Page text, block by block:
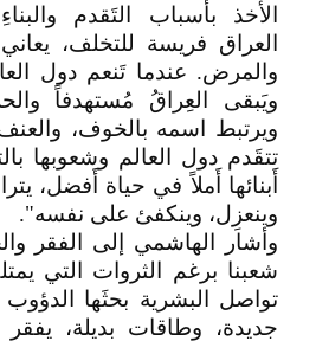
الأخذ بأَسباب التَقدم
العراق فريسة للتخلف،
والمرض. عندما تَنعم دول
ويَبقى العِراقُ مُستهدفاً
ويرتبط اسمه بالخوف،
تتقَدم دول العالم وشعوبها
أَبنائها أَملاً في حياة أَفضل،
وينعزِل، وينكفئ على نفسه".
وأشار الهاشمي إلى الفقر
شعبنا برغم الثروات التي
تواصل البشرية بحثَها
جديدة، وطاقات بديلة، يفقر